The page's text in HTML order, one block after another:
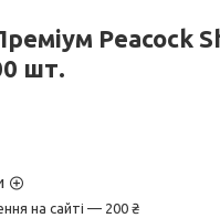
Peacock
шт.
на сайті — 200 ₴